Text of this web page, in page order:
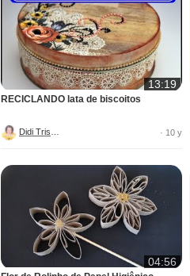
13:19
RECICLANDO lata de biscoitos
· 10 y
04:56